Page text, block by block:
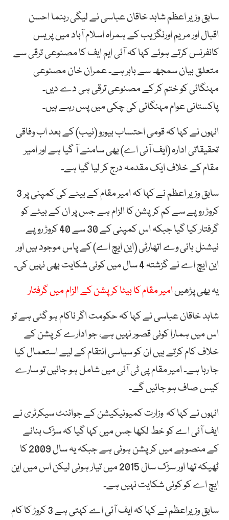
سابق وزیر اعظم شاہد خاقان عباسی نے لیگی رہنما احسن
اقبال اور مریم اورنگزیب کے ہمراہ اسلام آباد میں پریس
کانفرنس کرتے ہوئے کہا کہ آئی ایم ایف کا مصنوعی ترقی سے
متعلق بیان سمجھ سے باہر ہے۔ عمران خان مصنوعی
مہنگائی کو ختم کر کے مصنوعی ترقی ہی دے دیں۔
پاکستانی عوام مہنگائی کی چکی میں پس رہے ہیں۔
انہوں نے کہا کہ قومی احتساب بیورو (نیب) کے بعد اب وفاقی
تحقیقاتی ادارہ (ایف آئی اے) بھی سامنے آ گیا ہے اور امیر
مقام کے خلاف ایک مقدمہ درج کر لیا گیا ہے۔
سابق وزیر اعظم نے کہا کہ امیر مقام کے بیٹے کی کمپنی پر 3
کروڑ روپے سے کم کرپشن کا الزام ہے جس پر ان کے بیٹے کو
گرفتار کیا گیا جبکہ اس کمپنی کے 30 سے 40 کروڑ روپے
نیشنل ہائی وے اتھارٹی (این ایچ اے) کے پاس موجود ہیں اور
این ایچ اے نے گزشتہ 4 سال میں کوئی شکایت بھی نہیں کی۔
یہ بھی پڑھیںامیر مقام کا بیٹا کرپشن کے الزام میں گرفتار
شاہد خاقان عباسی نے کہا کہ حکومت اگر ناکام ہو گئی ہے تو
اس میں ہمارا کوئی قصور نہیں ہے، جو ادارے کرپشن کے
خلاف کام کرتے ہیں ان کو سیاسی انتقام کے لیے استعمال کیا
جا رہا ہے۔ امیر مقام پی ٹی آئی میں شامل ہو جائیں تو سارے
کیس صاف ہو جائیں گے۔
انہوں نے کہا کہ وزارت کمیونیکیشن کے جوائنٹ سیکرٹری نے
ایف آئی اے کو خط لکھا جس میں کہا گیا کہ سڑک بنانے
کے منصوبے میں کرپشن ہوئی ہے جبکہ یہ سال 2009 کا
ٹھیکہ تھا اور سڑک سال 2015 میں تیار ہوئی لیکن اس میں این
ایچ اے کو کوئی شکایت نہیں ہے۔
سابق وزیراعظم نے کہا کہ ایف آئی اے کہتی ہے 3 کروڑ کا کام